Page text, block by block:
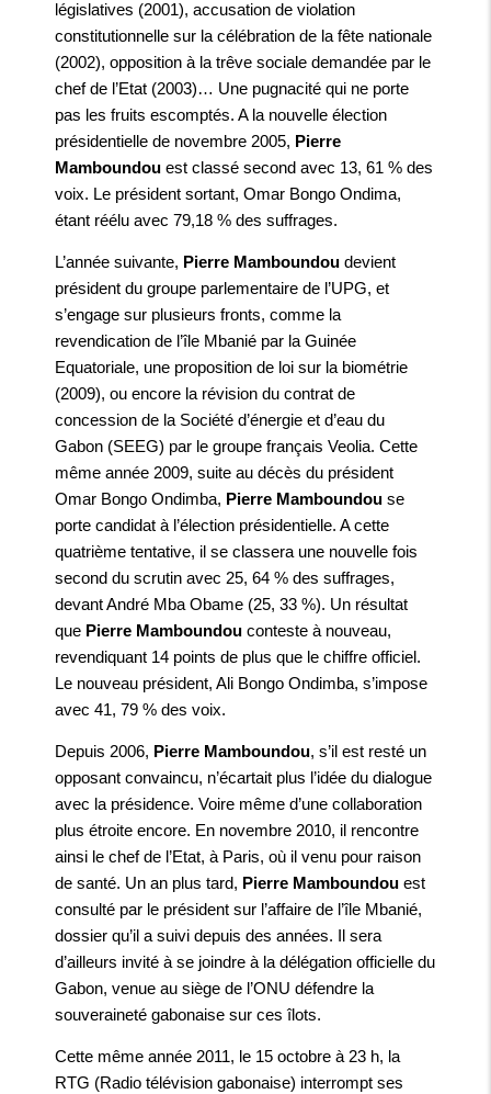
législatives (2001), accusation de violation
constitutionnelle sur la célébration de la fête nationale
(2002), opposition à la trêve sociale demandée par le
chef de l’Etat (2003)… Une pugnacité qui ne porte
pas les fruits escomptés. A la nouvelle élection
présidentielle de novembre 2005, Pierre
Mamboundou est classé second avec 13, 61 % des
voix. Le président sortant, Omar Bongo Ondima,
étant réélu avec 79,18 % des suffrages.
L’année suivante, Pierre Mamboundou devient
président du groupe parlementaire de l’UPG, et
s’engage sur plusieurs fronts, comme la
revendication de l’île Mbanié par la Guinée
Equatoriale, une proposition de loi sur la biométrie
(2009), ou encore la révision du contrat de
concession de la Société d’énergie et d’eau du
Gabon (SEEG) par le groupe français Veolia. Cette
même année 2009, suite au décès du président
Omar Bongo Ondimba, Pierre Mamboundou se
porte candidat à l’élection présidentielle. A cette
quatrième tentative, il se classera une nouvelle fois
second du scrutin avec 25, 64 % des suffrages,
devant André Mba Obame (25, 33 %). Un résultat
que Pierre Mamboundou conteste à nouveau,
revendiquant 14 points de plus que le chiffre officiel.
Le nouveau président, Ali Bongo Ondimba, s’impose
avec 41, 79 % des voix.
Depuis 2006, Pierre Mamboundou, s’il est resté un
opposant convaincu, n’écartait plus l’idée du dialogue
avec la présidence. Voire même d’une collaboration
plus étroite encore. En novembre 2010, il rencontre
ainsi le chef de l’Etat, à Paris, où il venu pour raison
de santé. Un an plus tard, Pierre Mamboundou est
consulté par le président sur l’affaire de l’île Mbanié,
dossier qu’il a suivi depuis des années. Il sera
d’ailleurs invité à se joindre à la délégation officielle du
Gabon, venue au siège de l’ONU défendre la
souveraineté gabonaise sur ces îlots.
Cette même année 2011, le 15 octobre à 23 h, la
RTG (Radio télévision gabonaise) interrompt ses